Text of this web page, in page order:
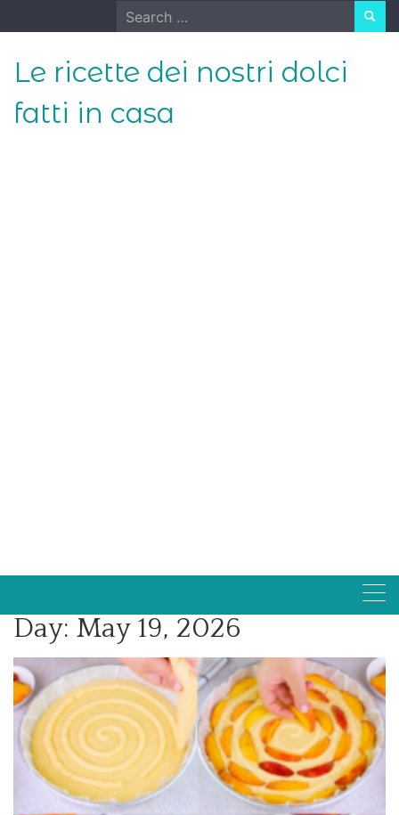
to
Search
for:
Le ricette dei nostri dolci
fatti in casa
Day: May 19, 2026